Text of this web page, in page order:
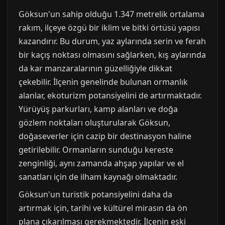
Göksun'un sahip olduğu 1.347 metrelik ortalama
rakım, ilçeye özgü bir iklim ve bitki örtüsü yapısı
kazandırır. Bu durum, yaz aylarında serin ve ferah
bir kaçış noktası olmasını sağlarken, kış aylarında
da kar manzaralarının güzelliğiyle dikkat
çekebilir. İlçenin genelinde bulunan ormanlık
alanlar, ekoturizm potansiyelini de artırmaktadır.
Yürüyüş parkurları, kamp alanları ve doğa
gözlem noktaları oluşturularak Göksun,
doğaseverler için cazip bir destinasyon haline
getirilebilir. Ormanların sunduğu kereste
zenginliği, aynı zamanda ahşap yapılar ve el
sanatları için de ilham kaynağı olmaktadır.
Göksun'un turistik potansiyelini daha da
artırmak için, tarihi ve kültürel mirasın da ön
plana çıkarılması gerekmektedir. İlçenin eski